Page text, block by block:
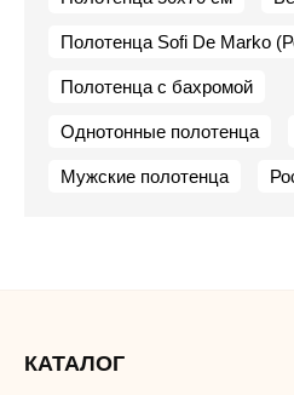
Полотенца Sofi De Marko
Полотенца с бахромой
Однотонные полотенца
Мужские полотенца
КАТАЛОГ